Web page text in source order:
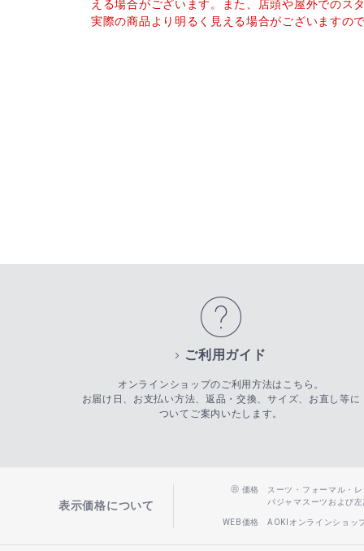
える場合がございます。また、店頭や屋外でのス
実際の商品より明るく見える場合がございますの
ご利用ガイド
オンラインショップのご利用方法はこちら。
お届け日、お支払い方法、返品・交換、サイズ、お直し等に
ついてご案内いたします。
表示価格について
価格
スーツ・フォーマル・
パジャマスーツおよび
WEB価格 AOKIオンラインショッ